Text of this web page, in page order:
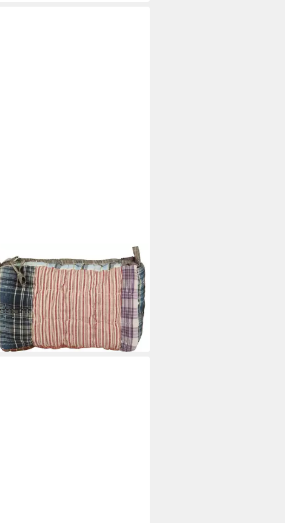
LAURSEN
Ib Laursen -
Waschbeutel
Patchwork Bunt
(1)
€
- in 2-3 Werktagen bei dir